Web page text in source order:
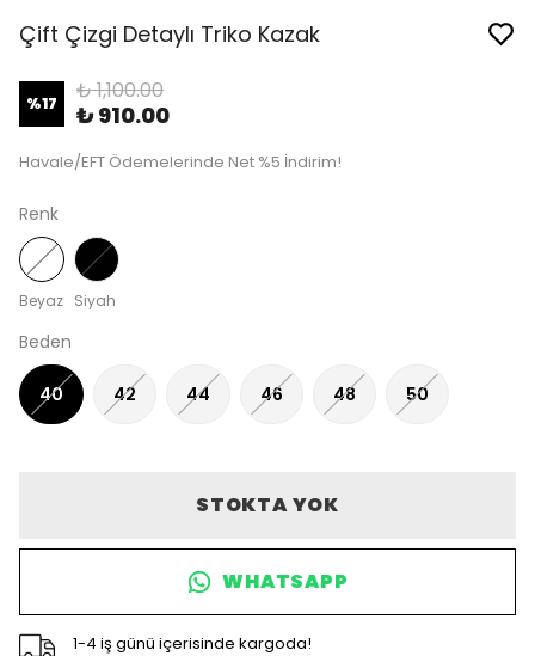
Çift Çizgi Detaylı Triko Kazak
%17 ₺ 1,100.00
₺ 910.00
Havale/EFT Ödemelerinde Net %5 İndirim!
Renk
Beyaz Siyah
Beden
40 42 44 46 48 50
STOKTA YOK
WHATSAPP
1-4 iş günü içerisinde kargoda!